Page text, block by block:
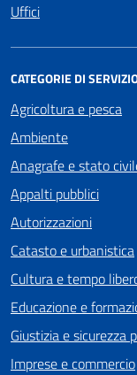
Uffici
CATEGORIE DI
Agricoltura e pesca
Ambiente
Anagrafe e stato
Appalti pubblici
Autorizzazioni
Catasto e urbanistica
Cultura e tempo
Educazione e
Giustizia e sicurezza
Imprese e commercio